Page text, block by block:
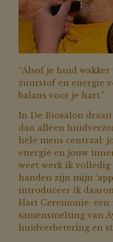
“Alsof je huid
zuurstof en energie
balans voor je hart.”
In De Biosalon
dan alleen
hele mens centraal:
energie en jouw
weet werk ik
handen zijn mijn
introduceer ik
Hart Ceremonie: een
samensmelting van
huidverbetering en